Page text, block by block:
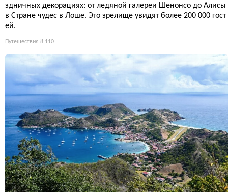
здничных декорациях: от ледяной галереи Шенонсо до Алисы
в Стране чудес в Лоше. Это зрелище увидят более 200 000 гост
ей.
Путешествия 8 110